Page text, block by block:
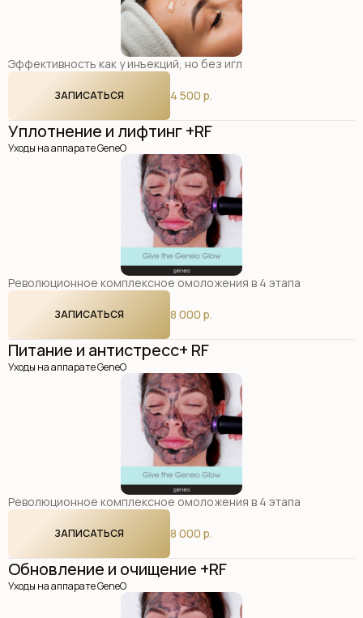
Эффективность как у инъекций, но без игл
4 500 р.
ЗАПИСАТЬСЯ
Уплотнение и лифтинг +RF
Уходы на аппарате GeneO
Революционное комплексное омоложения в 4 этапа
8 000 р.
ЗАПИСАТЬСЯ
Питание и антистресс+ RF
Уходы на аппарате GeneO
Революционное комплексное омоложения в 4 этапа
8 000 р.
ЗАПИСАТЬСЯ
Обновление и очищение +RF
Уходы на аппарате GeneO